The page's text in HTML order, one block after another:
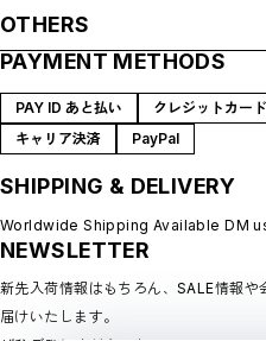
SHOP GUIDE
BLOG
MEMBERSHIP
LOGIN
OTHERS
プライバシーポリシー
特定商取引法に基づく表記
会員規約
PAYMENT METHODS
PAY ID あと払い クレジットカード
キャリア決済
PayPal
SHIPPING & DELIVERY
Worldwide Shipping Available DM
NEWSLETTER
新先入荷情報はもちろん、SALE情報
届けいたします。